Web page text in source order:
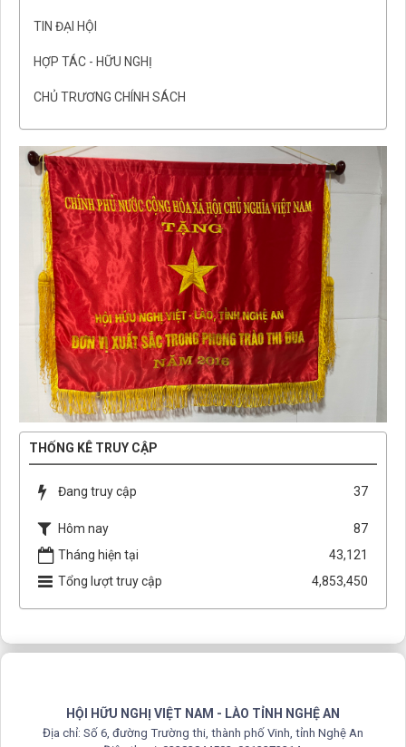
TIN ĐẠI HỘI
HỢP TÁC - HỮU NGHỊ
CHỦ TRƯƠNG CHÍNH SÁCH
THỐNG KÊ TRUY CẬP
Đang truy cập 37
Hôm nay
87
Tháng hiện tại
43,121
Tổng lượt truy cập
4,853,450
HỘI HỮU NGHỊ VIỆT NAM - LÀO TỈNH NGHỆ AN
Địa chỉ: Số 6, đường Trường thi, thành phố Vinh, tỉnh Nghệ An